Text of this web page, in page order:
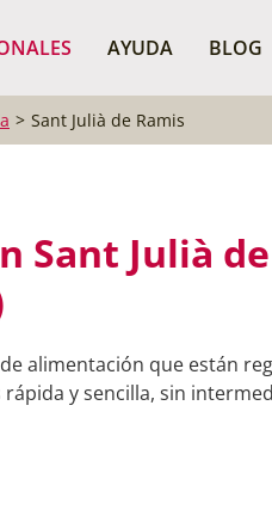
AYUDA BLOG
BUSCAR
Sant Julià de Ramis
Sant Julià
alimentación que están
y sencilla, sin